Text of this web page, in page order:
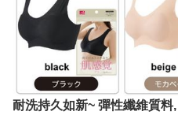
耐洗持久如新~ 彈性纖維質料